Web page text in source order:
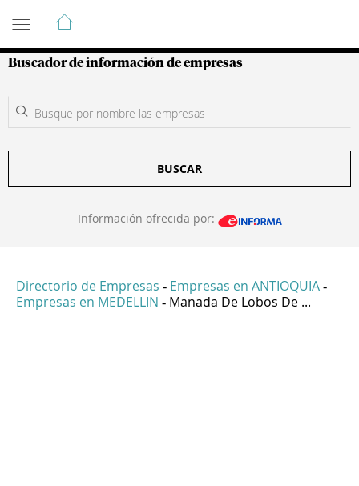
Guía de Empresas Colombianas
Buscador de información de empresas
BUSCAR
Información ofrecida por:
Directorio de Empresas - Empresas en ANTIOQUIA -
Empresas en MEDELLIN - Manada De Lobos De ...